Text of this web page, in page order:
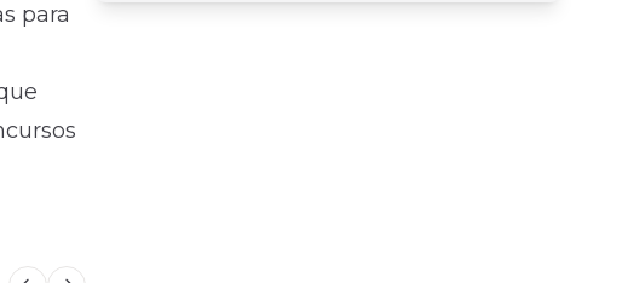
para